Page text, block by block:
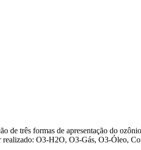
de três formas de apresentação do
realizado: O3-H2O, O3-Gás, O3-